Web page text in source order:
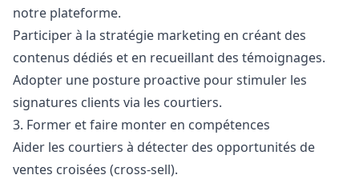
notre plateforme.
Participer à la stratégie marketing en créant des
contenus dédiés et en recueillant des témoignages.
Adopter une posture proactive pour stimuler les
signatures clients via les courtiers.
3. Former et faire monter en compétences
Aider les courtiers à détecter des opportunités de
ventes croisées (cross-sell).